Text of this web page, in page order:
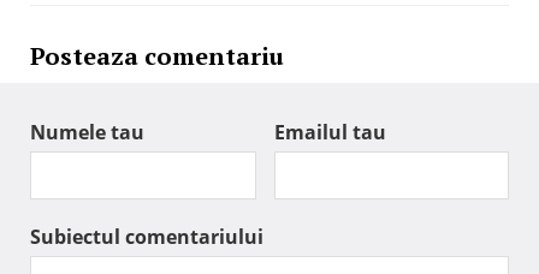
Posteaza comentariu
Numele tau Emailul tau
Subiectul comentariului